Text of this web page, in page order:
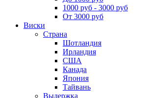
1000 руб - 3000 руб
От 3000 руб
Виски
Страна
Шотландия
Ирландия
США
Канада
Япония
Тайвань
Выдержка